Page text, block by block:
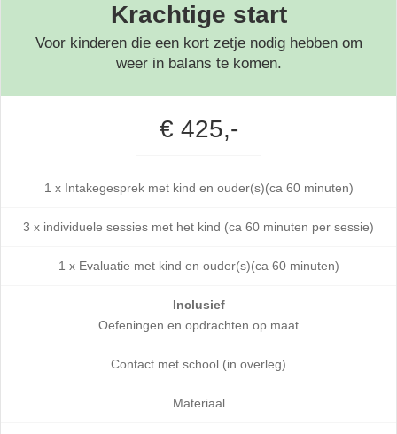
Krachtige start
Voor kinderen die een kort zetje nodig hebben om
weer in balans te komen.
€ 425,-
1 x Intakegesprek met kind en ouder(s)(ca 60 minuten)
3 x individuele sessies met het kind (ca 60 minuten per sessie)
1 x Evaluatie met kind en ouder(s)(ca 60 minuten)
Inclusief
Oefeningen en opdrachten op maat
Contact met school (in overleg)
Materiaal